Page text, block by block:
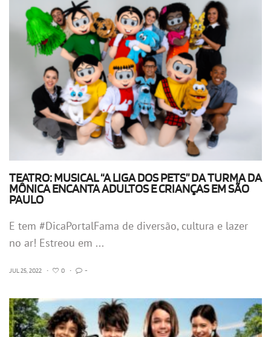
TEATRO: MUSICAL “A LIGA DOS PETS” DA TURMA DA
MÔNICA ENCANTA ADULTOS E CRIANÇAS EM SÃO
PAULO
E tem #DicaPortalFama de diversão, cultura e lazer
no ar! Estreou em ...
JUL 25, 2022 • 0 • -